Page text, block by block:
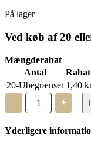
På lager
Ved køb af 20
Mængderabat
Antal
20-Ubegrænset 1,40
-
DMC
Mouliné,
“Amagergarn”
–
93
+
Yderligere